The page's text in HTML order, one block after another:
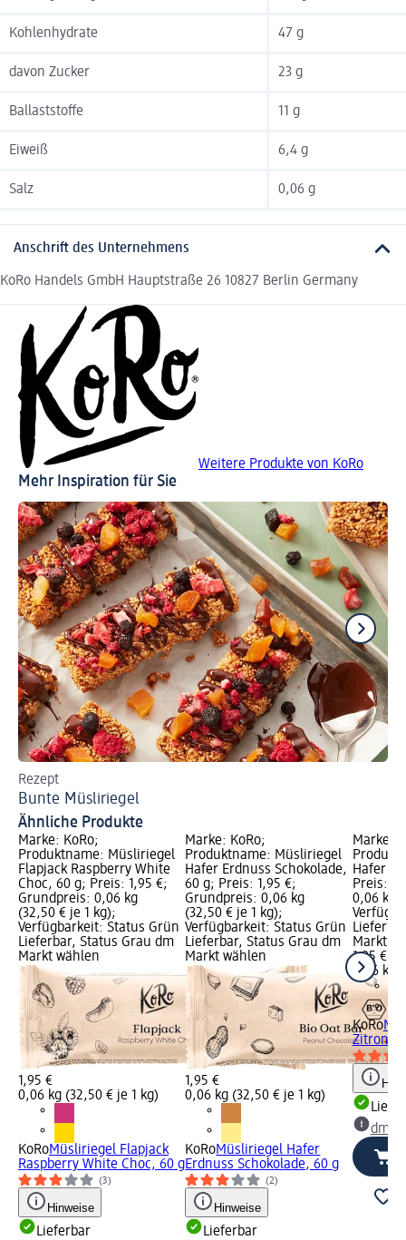
Kohlenhydrate 47 g
davon Zucker 23 g
Ballaststoffe 11 g
Eiweiß 6,4 g
Salz 0,06 g
Anschrift des Unternehmens
KoRo Handels GmbH Hauptstraße 26 10827 Berlin Germany
Weitere Produkte von KoRo
Mehr Inspiration für Sie
Rezept
Bunte Müsliriegel
Ähnliche Produkte
Marke: KoRo;
Produktname: Müsliriegel
Flapjack Raspberry White
Choc, 60 g; Preis: 1,95 €;
Grundpreis: 0,06 kg
(32,50 € je 1 kg);
Verfügbarkeit: Status Grün
Lieferbar, Status Grau dm
Markt wählen
1,95 €
0,06 kg (32,50 € je 1 kg)
KoRoMüsliriegel Flapjack
Raspberry White Choc, 60 g
(3)
Hinweise
Lieferbar
Marke: KoRo;
Produktname: Müsliriegel
Hafer Erdnuss Schokolade,
60 g; Preis: 1,95 €;
Grundpreis: 0,06 kg
(32,50 € je 1 kg);
Verfügbarkeit: Status Grün
Lieferbar, Status Grau dm
Markt wählen
1,95 €
0,06 kg (32,50 € je 1 kg)
KoRoMüsliriegel Hafer
Erdnuss Schokolade, 60 g
(2)
Hinweise
Lieferbar
Marke:
Hafer
Preis:
0,06 kg
Markt
1,95 €
0,06 kg
KoRo
Zitrone
dm